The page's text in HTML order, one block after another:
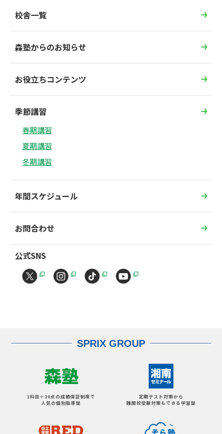
校舎一覧
森塾からのお知らせ
お役立ちコンテンツ
季節講習
春期講習
夏期講習
冬期講習
年間スケジュール
お問合わせ
公式SNS
SPRIX GROUP
1科目＋20点の成績保証制度で
人気の個別指導塾
定期テスト対策から
難関校受験対策もできる学習塾